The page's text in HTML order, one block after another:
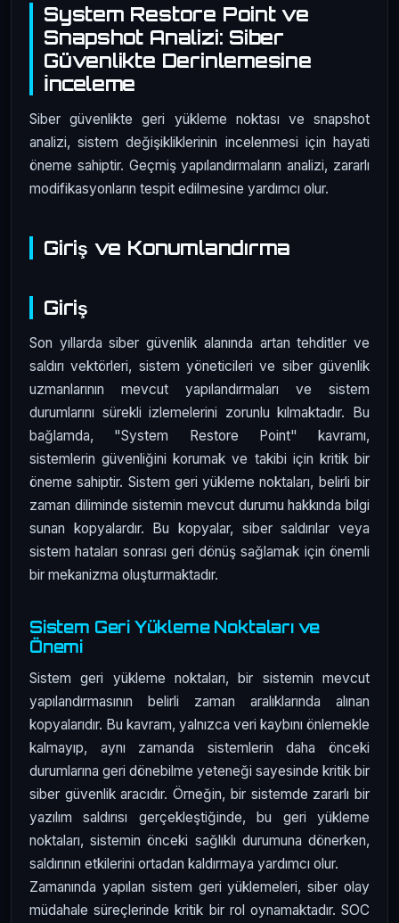
System Restore Point ve
Snapshot Analizi: Siber
Güvenlikte Derinlemesine
İnceleme
Siber güvenlikte geri yükleme noktası ve snapshot
analizi, sistem değişikliklerinin incelenmesi için hayati
öneme sahiptir. Geçmiş yapılandırmaların analizi, zararlı
modifikasyonların tespit edilmesine yardımcı olur.
Giriş ve Konumlandırma
Giriş
Son yıllarda siber güvenlik alanında artan tehditler ve
saldırı vektörleri, sistem yöneticileri ve siber güvenlik
uzmanlarının mevcut yapılandırmaları ve sistem
durumlarını sürekli izlemelerini zorunlu kılmaktadır. Bu
bağlamda, "System Restore Point" kavramı,
sistemlerin güvenliğini korumak ve takibi için kritik bir
öneme sahiptir. Sistem geri yükleme noktaları, belirli bir
zaman diliminde sistemin mevcut durumu hakkında bilgi
sunan kopyalardır. Bu kopyalar, siber saldırılar veya
sistem hataları sonrası geri dönüş sağlamak için önemli
bir mekanizma oluşturmaktadır.
Sistem Geri Yükleme Noktaları ve
Önemi
Sistem geri yükleme noktaları, bir sistemin mevcut
yapılandırmasının belirli zaman aralıklarında alınan
kopyalarıdır. Bu kavram, yalnızca veri kaybını önlemekle
kalmayıp, aynı zamanda sistemlerin daha önceki
durumlarına geri dönebilme yeteneği sayesinde kritik bir
siber güvenlik aracıdır. Örneğin, bir sistemde zararlı bir
yazılım saldırısı gerçekleştiğinde, bu geri yükleme
noktaları, sistemin önceki sağlıklı durumuna dönerken,
saldırının etkilerini ortadan kaldırmaya yardımcı olur.
Zamanında yapılan sistem geri yüklemeleri, siber olay
müdahale süreçlerinde kritik bir rol oynamaktadır. SOC